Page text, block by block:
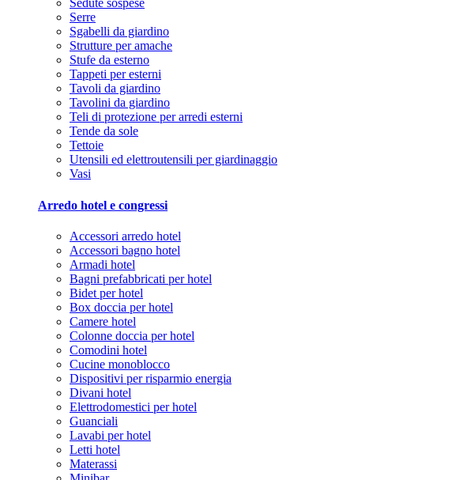
Sedute sospese
Serre
Sgabelli da giardino
Strutture per amache
Stufe da esterno
Tappeti per esterni
Tavoli da giardino
Tavolini da giardino
Teli di protezione per arredi esterni
Tende da sole
Tettoie
Utensili ed elettroutensili per giardinaggio
Vasi
Arredo hotel e congressi
Accessori arredo hotel
Accessori bagno hotel
Armadi hotel
Bagni prefabbricati per hotel
Bidet per hotel
Box doccia per hotel
Camere hotel
Colonne doccia per hotel
Comodini hotel
Cucine monoblocco
Dispositivi per risparmio energia
Divani hotel
Elettrodomestici per hotel
Guanciali
Lavabi per hotel
Letti hotel
Materassi